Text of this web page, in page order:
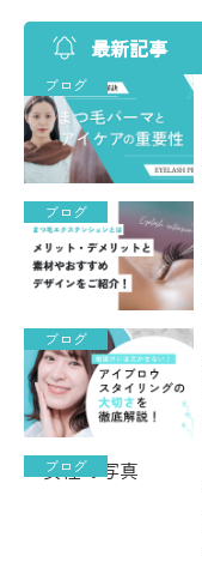
最新記事
ブログ
ブログ
ブログ
ブログ